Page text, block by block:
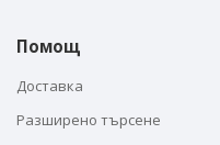
Помощ
Доставка
Разширено търсене